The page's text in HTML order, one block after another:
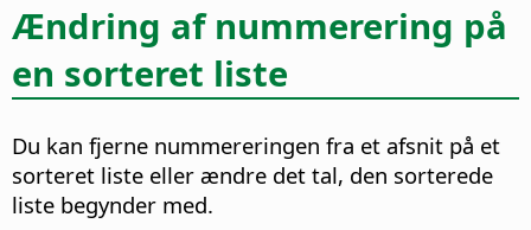
Ændring af nummerering på
en sorteret liste
Du kan fjerne nummereringen fra et afsnit på et
sorteret liste eller ændre det tal, den sorterede
liste begynder med.